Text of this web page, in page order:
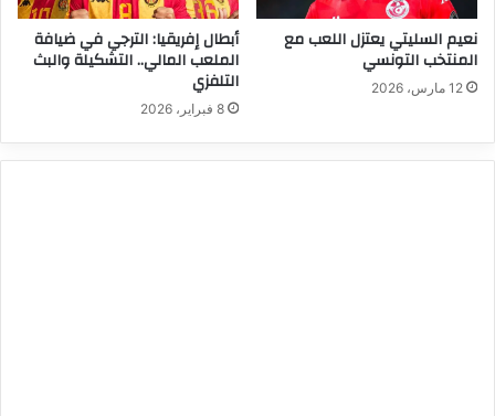
نعيم السليتي يعتزل اللعب مع
المنتخب التونسي
12 مارس، 2026
أبطال إفريقيا: الترجي في ضيافة
الملعب المالي.. التشكيلة والبث
التلفزي
8 فبراير، 2026